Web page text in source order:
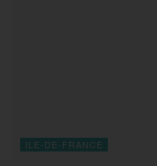
ILE-DE-FRANCE